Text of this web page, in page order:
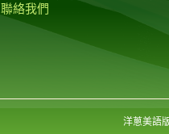
聯絡我們
洋蔥美語